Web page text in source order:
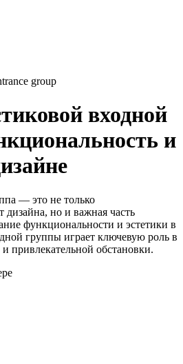
входной
и
— это не только
но и важная часть
функциональности и эстетики в
группы играет ключевую роль в
привлекательной обстановки.